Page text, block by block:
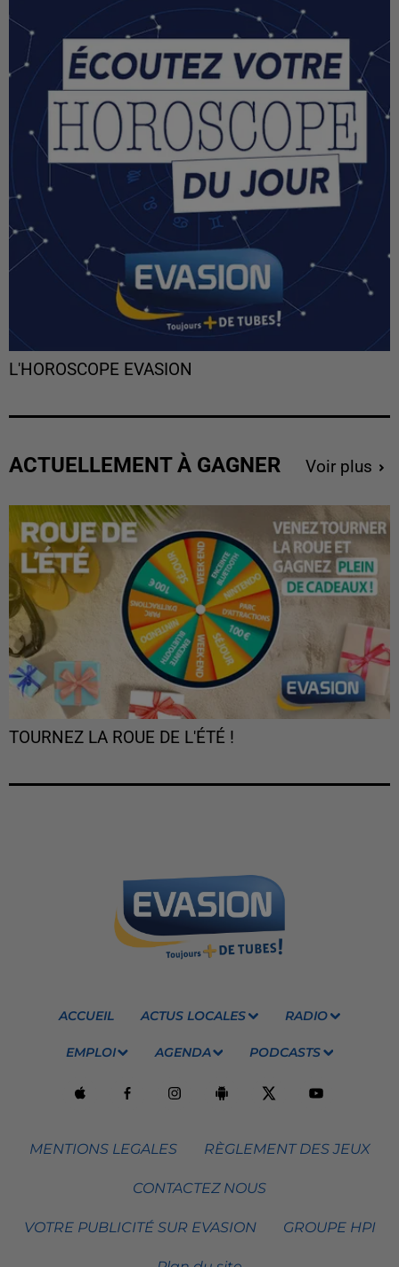
L'HOROSCOPE EVASION
ACTUELLEMENT À GAGNER Voir plus
TOURNEZ LA ROUE DE L'ÉTÉ !
ACCUEIL ACTUS LOCALES RADIO
EMPLOI AGENDA PODCASTS
MENTIONS LEGALES RÈGLEMENT DES JEUX
CONTACTEZ NOUS
VOTRE PUBLICITÉ SUR EVASION GROUPE HPI